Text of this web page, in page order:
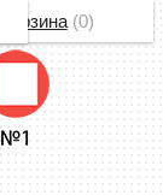
Корзина(0)